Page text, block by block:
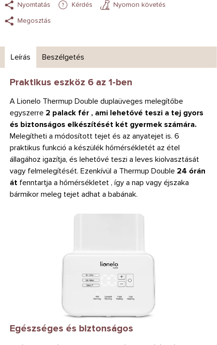
Nyomtatás Kérdés
Nyomon követés
Megosztás
Leírás Beszélgetés
Praktikus eszköz 6 az 1-ben
A Lionelo Thermup Double duplaüveges melegítőbe
egyszerre 2 palack fér , ami lehetővé teszi a tej gyors
és biztonságos elkészítését két gyermek számára.
Melegítheti a módosított tejet és az anyatejet is. 6
praktikus funkció a készülék hőmérsékletét az étel
állagához igazítja, és lehetővé teszi a leves kiolvasztását
vagy felmelegítését. Ezenkívül a Thermup Double 24 órán
át fenntartja a hőmérsékletet , így a nap vagy éjszaka
bármikor meleg tejet adhat a babának.
Egészséges és biztonságos